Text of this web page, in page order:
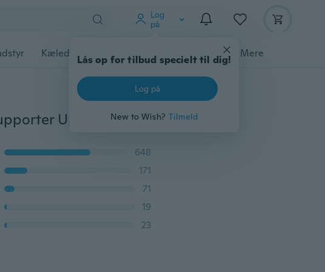
Log
på
Lås op for tilbud specielt til dig!
Log på
New to Wish? Tilmeld
Kæledyrstilbehør Gadgets Værktøj Mere
Herretøj Herre Jockstrap Undertøj Atletisk Supporter Ungdom Fitness Jock Strap Underbukser 6 farver M-XXL
648
171
71
19
23